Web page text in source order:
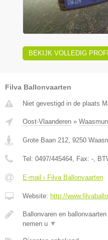
BEKIJK VOLLEDIG
Filva Ballonvaarten
Niet gevestigd in de plaats
Oost-Vlaanderen »
Grote Baan 212, 9250
Tel: 0497/445464, Fax: -,
E-mail › Filva Ballonvaarten
Website: http://
Ballonvaren en
nemen u ▼